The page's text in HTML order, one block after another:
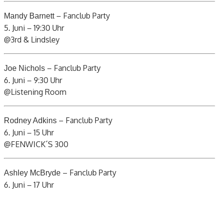
Mandy Barnett– Fanclub Party
5. Juni – 19:30 Uhr
@3rd & Lindsley
Joe Nichols – Fanclub Party
6. Juni – 9:30 Uhr
@Listening Room
Rodney Adkins – Fanclub Party
6. Juni – 15 Uhr
@FENWICK´S 300
Ashley McBryde – Fanclub Party
6. Juni – 17 Uhr